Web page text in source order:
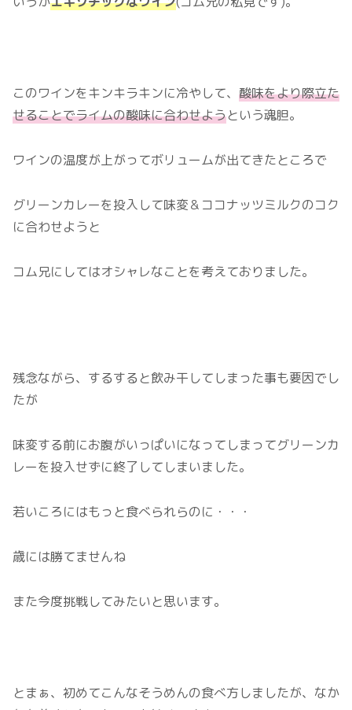
このワインをキンキラキンに冷やして、 酸味をより際立た
せることでライムの酸味に合わせようという魂胆。
ワインの温度が上がってボリュームが出てきたところで
グリーンカレーを投入して味変＆ココナッツミルクのコク
に合わせようと
コム兄にしてはオシャレなことを考えておりました。
残念ながら、するすると飲み干してしまった事も要因でし
たが
味変する前にお腹がいっぱいになってしまってグリーンカ
レーを投入せずに終了してしまいました。
若いころにはもっと食べられらのに・・・
歳には勝てませんね
また今度挑戦してみたいと思います。
とまぁ、初めてこんなそうめんの食べ方しましたが、なか